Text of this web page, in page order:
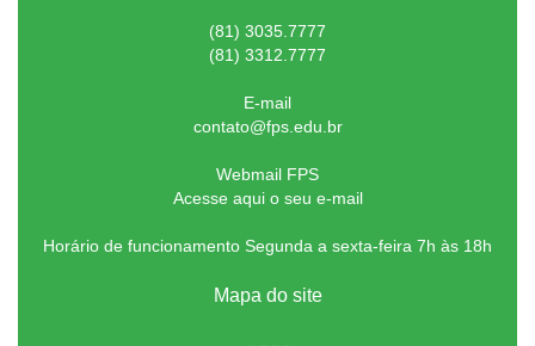
(81) 3035.7777
(81) 3312.7777
E-mail
contato@fps.edu.br
Webmail FPS
Acesse aqui o seu e-mail
Horário de funcionamento Segunda a sexta-feira 7h às 18h
Mapa do site